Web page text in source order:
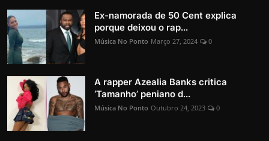
Ex-namorada de 50 Cent explica
porque deixou o rap...
Música No Ponto Março 27, 2024 0
A rapper Azealia Banks critica
‘Tamanho’ peniano d...
Música No Ponto Outubro 24, 2023 0